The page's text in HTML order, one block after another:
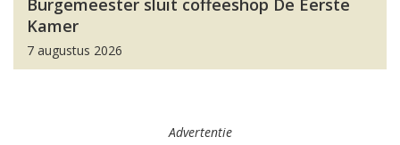
Burgemeester sluit coffeeshop De Eerste
Kamer
7 augustus 2026
Advertentie